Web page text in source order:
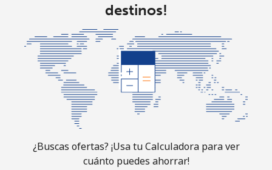
20 min por ⁦$10⁩
Tuvalu
⁦313.5¢⁩ 3 min por ⁦$10⁩
destinos!
¿Buscas ofertas? ¡Usa tu Calculadora para ver
cuánto puedes ahorrar!